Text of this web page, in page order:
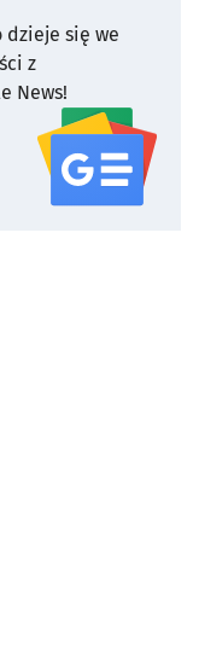
dzieje się we
z
News!
serwisu